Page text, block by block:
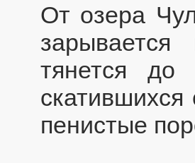
От озера
тянется
пенистые